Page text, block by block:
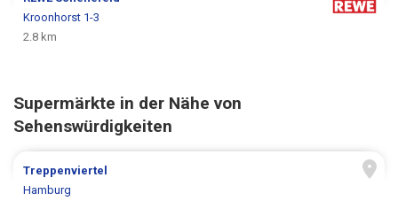
Kroonhorst 1-3
2.8 km
Supermärkte in der Nähe von
Sehenswürdigkeiten
Treppenviertel
Hamburg